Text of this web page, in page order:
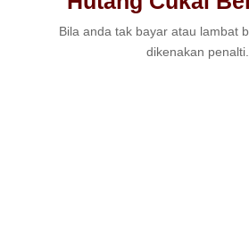
Bila anda tak bayar atau lambat
dikenakan penalti.